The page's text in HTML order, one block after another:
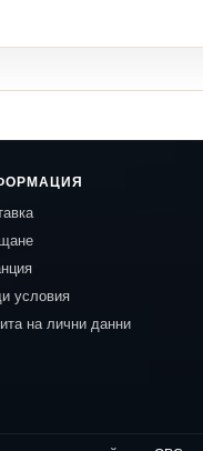
условия
на лични данни